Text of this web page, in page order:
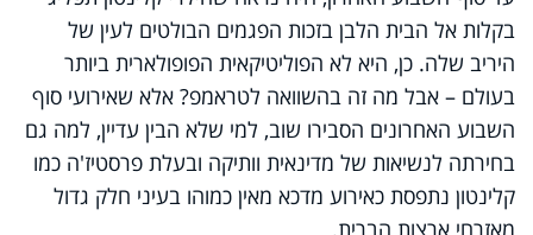
בקלות אל הבית הלבן בזכות הפגמים הבולטים לעין של
היריב שלה. כן, היא לא הפוליטיקאית הפופולארית ביותר
בעולם – אבל מה זה בהשוואה לטראמפ? אלא שאירועי סוף
השבוע האחרונים הסבירו שוב, למי שלא הבין עדיין, למה גם
בחירתה לנשיאות של מדינאית וותיקה ובעלת פרסטיז'ה כמו
קלינטון נתפסת כאירוע מדכא מאין כמוהו בעיני חלק גדול
מאזרחי ארצות הברית.